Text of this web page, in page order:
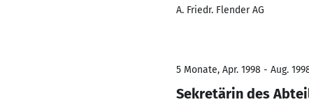
A. Friedr. Flender AG
5 Monate, Apr. 1998 - Aug.
Sekretärin des